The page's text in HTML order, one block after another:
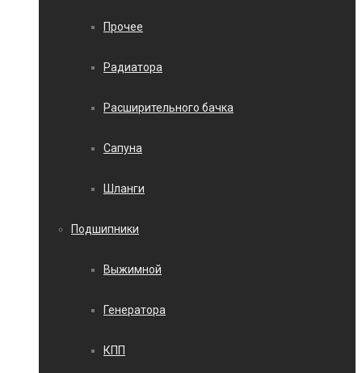
Прочее
Радиатора
Расширительного бачка
Сапуна
Шланги
Подшипники
Выжимной
Генератора
КПП